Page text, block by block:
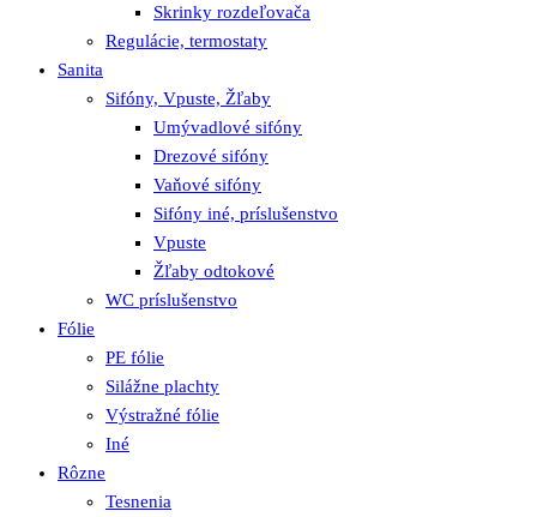
Skrinky rozdeľovača
Regulácie, termostaty
Sanita
Sifóny, Vpuste, Žľaby
Umývadlové sifóny
Drezové sifóny
Vaňové sifóny
Sifóny iné, príslušenstvo
Vpuste
Žľaby odtokové
WC príslušenstvo
Fólie
PE fólie
Silážne plachty
Výstražné fólie
Iné
Rôzne
Tesnenia